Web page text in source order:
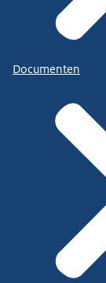
Documenten